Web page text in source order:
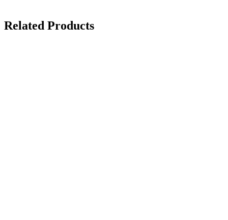
Related Products